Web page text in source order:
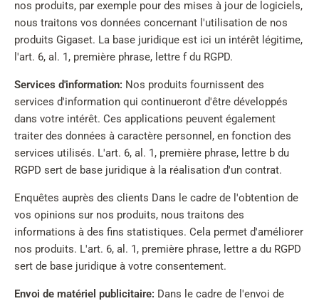
nos produits, par exemple pour des mises à jour de logiciels,
nous traitons vos données concernant l'utilisation de nos
produits Gigaset. La base juridique est ici un intérêt légitime,
l'art. 6, al. 1, première phrase, lettre f du RGPD.
Services d'information: Nos produits fournissent des
services d'information qui continueront d'être développés
dans votre intérêt. Ces applications peuvent également
traiter des données à caractère personnel, en fonction des
services utilisés. L'art. 6, al. 1, première phrase, lettre b du
RGPD sert de base juridique à la réalisation d'un contrat.
Enquêtes auprès des clients Dans le cadre de l'obtention de
vos opinions sur nos produits, nous traitons des
informations à des fins statistiques. Cela permet d'améliorer
nos produits. L'art. 6, al. 1, première phrase, lettre a du RGPD
sert de base juridique à votre consentement.
Envoi de matériel publicitaire: Dans le cadre de l'envoi de